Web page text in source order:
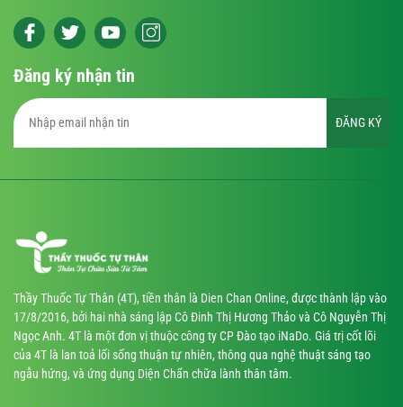
Đăng ký nhận tin
ĐĂNG KÝ
Thầy Thuốc Tự Thân (4T), tiền thân là Dien Chan Online, được thành lập vào
17/8/2016, bởi hai nhà sáng lập Cô Đinh Thị Hương Thảo và Cô Nguyễn Thị
Ngọc Anh. 4T là một đơn vị thuộc công ty CP Đào tạo iNaDo. Giá trị cốt lõi
của 4T là lan toả lối sống thuận tự nhiên, thông qua nghệ thuật sáng tạo
ngẫu hứng, và ứng dụng Diện Chẩn chữa lành thân tâm.